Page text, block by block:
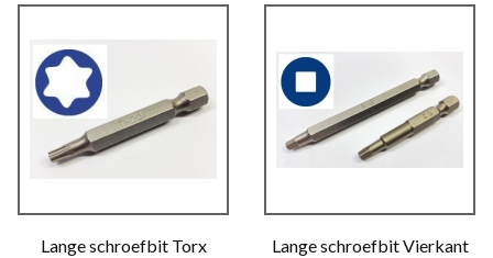
Lange schroefbit Torx Lange schroefbit Vierkant